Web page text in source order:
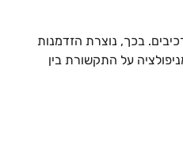
בכך, נוצרת הזדמנות
על התקשורת בין